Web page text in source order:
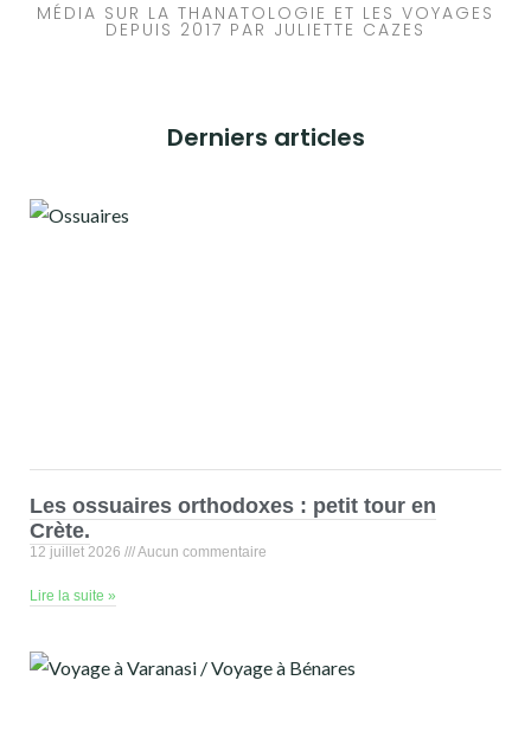
MÉDIA SUR LA THANATOLOGIE ET LES VOYAGES
DEPUIS 2017 PAR JULIETTE CAZES
Derniers articles
Les ossuaires orthodoxes : petit tour en
Crète.
12 juillet 2026 Aucun commentaire
Lire la suite »